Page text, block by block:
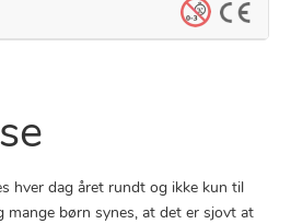
hver dag året rundt og ikke kun til
mange børn synes, at det er sjovt at